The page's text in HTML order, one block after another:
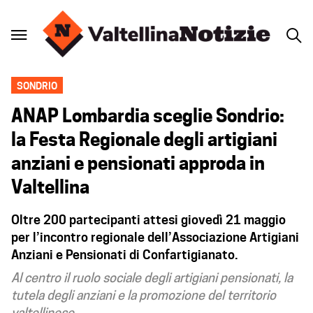
SONDRIO
ANAP Lombardia sceglie Sondrio:
la Festa Regionale degli artigiani
anziani e pensionati approda in
Valtellina
Oltre 200 partecipanti attesi giovedì 21 maggio
per l’incontro regionale dell’Associazione Artigiani
Anziani e Pensionati di Confartigianato.
Al centro il ruolo sociale degli artigiani pensionati, la
tutela degli anziani e la promozione del territorio